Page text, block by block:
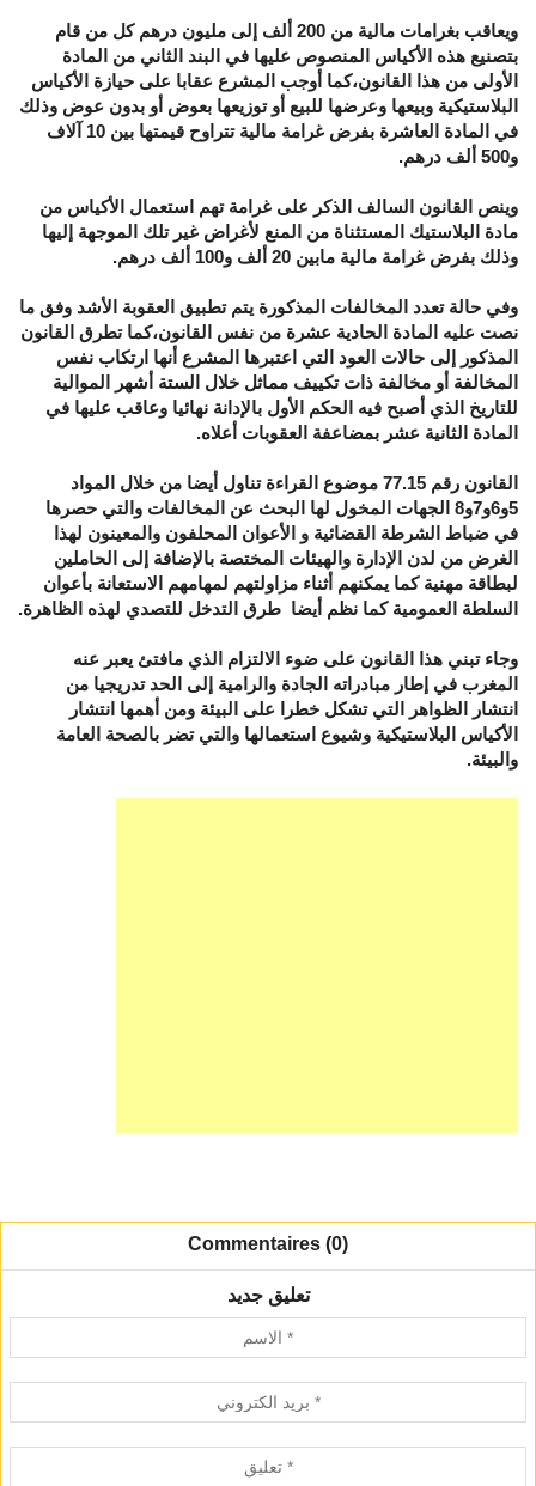
ويعاقب بغرامات مالية من 200 ألف إلى مليون درهم كل من قام
بتصنيع هذه الأكياس المنصوص عليها في البند الثاني من المادة
الأولى من هذا القانون،كما أوجب المشرع عقابا على حيازة الأكياس
البلاستيكية وبيعها وعرضها للبيع أو توزيعها بعوض أو بدون عوض وذلك
في المادة العاشرة بفرض غرامة مالية تتراوح قيمتها بين 10 آلاف
و500 ألف درهم.
وينص القانون السالف الذكر على غرامة تهم استعمال الأكياس من
مادة البلاستيك المستثناة من المنع لأغراض غير تلك الموجهة إليها
وذلك بفرض غرامة مالية مابين 20 ألف و100 ألف درهم.
وفي حالة تعدد المخالفات المذكورة يتم تطبيق العقوبة الأشد وفق ما
نصت عليه المادة الحادية عشرة من نفس القانون،كما تطرق القانون
المذكور إلى حالات العود التي اعتبرها المشرع أنها ارتكاب نفس
المخالفة أو مخالفة ذات تكييف مماثل خلال الستة أشهر الموالية
للتاريخ الذي أصبح فيه الحكم الأول بالإدانة نهائيا وعاقب عليها في
المادة الثانية عشر بمضاعفة العقوبات أعلاه.
القانون رقم 77.15 موضوع القراءة تناول أيضا من خلال المواد
5و6و7و8 الجهات المخول لها البحث عن المخالفات والتي حصرها
في ضباط الشرطة القضائية و الأعوان المحلفون والمعينون لهذا
الغرض من لدن الإدارة والهيئات المختصة بالإضافة إلى الحاملين
لبطاقة مهنية كما يمكنهم أثناء مزاولتهم لمهامهم الاستعانة بأعوان
السلطة العمومية كما نظم أيضا طرق التدخل للتصدي لهذه الظاهرة.
وجاء تبني هذا القانون على ضوء الالتزام الذي مافتئ يعبر عنه
المغرب في إطار مبادراته الجادة والرامية إلى الحد تدريجيا من
انتشار الظواهر التي تشكل خطرا على البيئة ومن أهمها انتشار
الأكياس البلاستيكية وشيوع استعمالها والتي تضر بالصحة العامة
والبيئة.
Commentaires (0)
تعليق جديد